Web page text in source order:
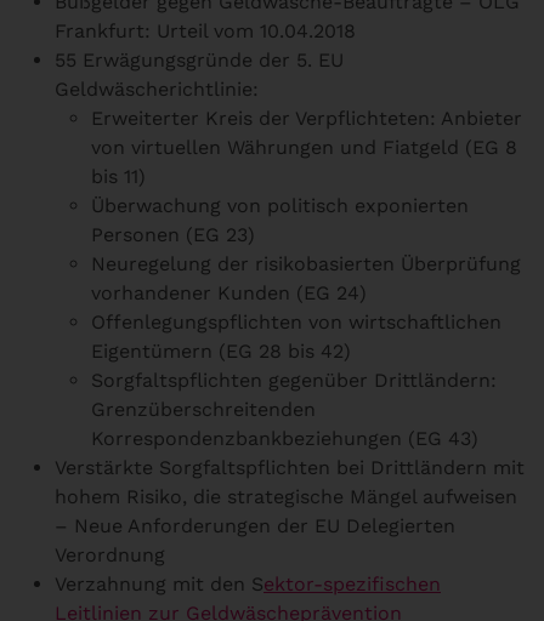
Frankfurt: Urteil vom 10.04.2018
55 Erwägungsgründe der 5. EU
Geldwäscherichtlinie:
Erweiterter Kreis der Verpflichteten: Anbieter
von virtuellen Währungen und Fiatgeld (EG 8
bis 11)
Überwachung von politisch exponierten
Personen (EG 23)
Neuregelung der risikobasierten Überprüfung
vorhandener Kunden (EG 24)
Offenlegungspflichten von wirtschaftlichen
Eigentümern (EG 28 bis 42)
Sorgfaltspflichten gegenüber Drittländern:
Grenzüberschreitenden
Korrespondenzbankbeziehungen (EG 43)
Verstärkte Sorgfaltspflichten bei Drittländern mit
hohem Risiko, die strategische Mängel aufweisen
– Neue Anforderungen der EU Delegierten
Verordnung
Verzahnung mit den Sektor-spezifischen
Leitlinien zur Geldwäscheprävention